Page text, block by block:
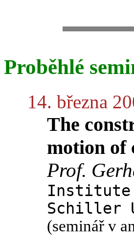
Proběhlé
14. března
The
motion of
Prof.
Institute
Schiller
(seminář v